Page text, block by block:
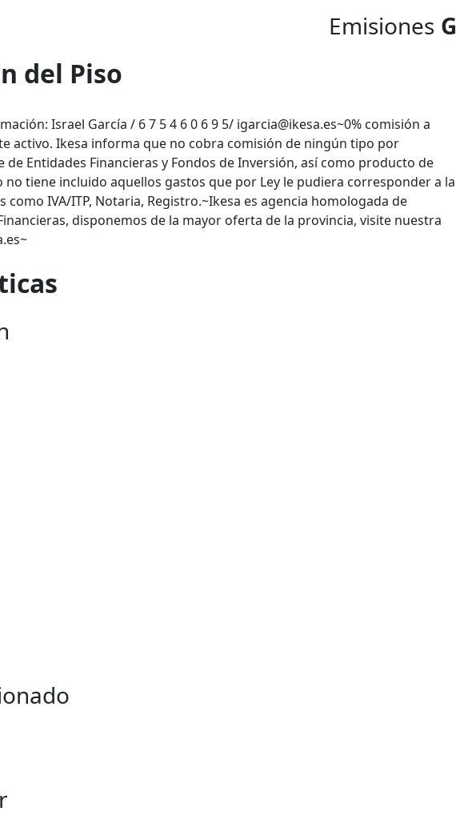
Emisiones G
del Piso
Israel García / 6 7 5 4 6 0 6 9 5/ igarcia@ikesa.es~0% comisión a
activo. Ikesa informa que no cobra comisión de ningún tipo por
Entidades Financieras y Fondos de Inversión, así como producto de
no tiene incluido aquellos gastos que por Ley le pudiera corresponder a la
IVA/ITP, Notaria, Registro.~Ikesa es agencia homologada de
disponemos de la mayor oferta de la provincia, visite nuestra